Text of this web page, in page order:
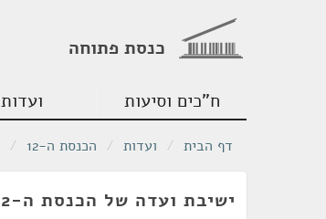
כנסת פתוחה
ח"כים וסיעות ועדות
דף הבית / ועדות / הכנסת ה-12 /
ישיבת ועדה של הכנסת ה-12 מתאריך 11/04/1989